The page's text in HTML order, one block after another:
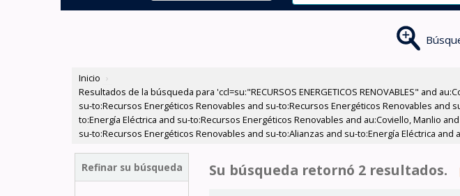
Inicio ›
Resultados de la búsqueda para 'ccl=su:"RECURSOS ENERGETICOS RENOVABLES" and
su-to:Recursos Energéticos Renovables and su-to:Recursos Energéticos Renovables and
to:Energía Eléctrica and su-to:Recursos Energéticos Renovables and au:Coviello, Manlio
su-to:Recursos Energéticos Renovables and su-to:Alianzas and su-to:Energía Eléctrica and
Refinar su búsqueda Su búsqueda retornó 2 resultados.